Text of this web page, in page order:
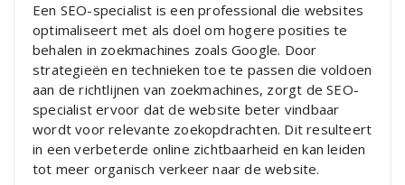
Een SEO-specialist is een professional die websites
optimaliseert met als doel om hogere posities te
behalen in zoekmachines zoals Google. Door
strategieën en technieken toe te passen die voldoen
aan de richtlijnen van zoekmachines, zorgt de SEO-
specialist ervoor dat de website beter vindbaar
wordt voor relevante zoekopdrachten. Dit resulteert
in een verbeterde online zichtbaarheid en kan leiden
tot meer organisch verkeer naar de website.